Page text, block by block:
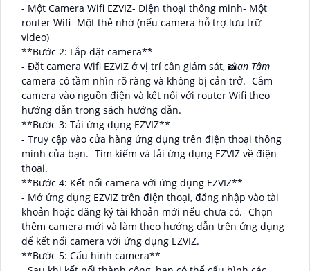
- Một Camera Wifi EZVIZ- Điện thoại thông minh- Một
router Wifi- Một thẻ nhớ (nếu camera hỗ trợ lưu trữ
video)
**Bước 2: Lắp đặt camera**
- Đặt camera Wifi EZVIZ ở vị trí cần giám sát, 📸an Tâm
camera có tầm nhìn rõ ràng và không bị cản trở.- Cắm
camera vào nguồn điện và kết nối với router Wifi theo
hướng dẫn trong sách hướng dẫn.
**Bước 3: Tải ứng dụng EZVIZ**
- Truy cập vào cửa hàng ứng dụng trên điện thoại thông
minh của bạn.- Tìm kiếm và tải ứng dụng EZVIZ về điện
thoại.
**Bước 4: Kết nối camera với ứng dụng EZVIZ**
- Mở ứng dụng EZVIZ trên điện thoại, đăng nhập vào tài
khoản hoặc đăng ký tài khoản mới nếu chưa có.- Chọn
thêm camera mới và làm theo hướng dẫn trên ứng dụng
để kết nối camera với ứng dụng EZVIZ.
**Bước 5: Cấu hình camera**